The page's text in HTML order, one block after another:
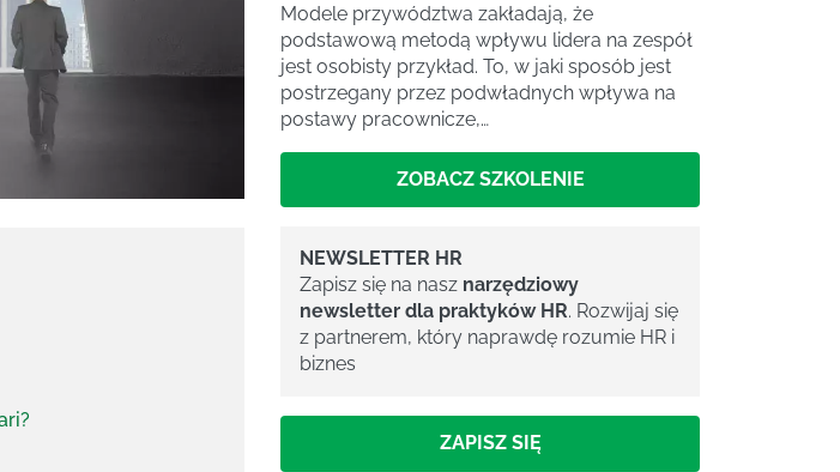
Modele przywództwa zakładają, że
podstawową metodą wpływu lidera na zespół
jest osobisty przykład. To, w jaki sposób jest
postrzegany przez podwładnych wpływa na
postawy pracownicze,…
ZOBACZ SZKOLENIE
NEWSLETTER HR
Zapisz się na nasz narzędziowy
newsletter dla praktyków HR. Rozwijaj się
z partnerem, który naprawdę rozumie HR i
biznes
ZAPISZ SIĘ